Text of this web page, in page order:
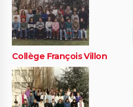
Collège François Villon